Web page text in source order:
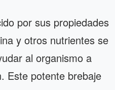
por sus propiedades
y otros nutrientes se
al organismo a
Este potente brebaje